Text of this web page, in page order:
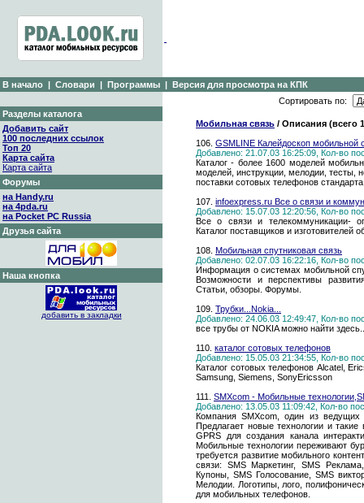
В начало | Словари | Программы | Версия для просмотра на КПК
Разделы каталога
Добавить сайт
100 последних ссылок
Топ 20
Карта сайта
Карта сайта
Форумы
на Handy.ru
на 4pda.ru
на Pocket PC Russia
Друзья сайта
Наша кнопка
добавить в закладки
Сортировать по:
Мобильная связь / Описания (всего
106. GSMLINE Калейдоскоп мобильной
Добавлено: 21.07.03 16:25:09, Кол-во
Каталог - более 1600 моделей
моделей, инструкции, мелодии,
поставки сотовых телефонов
107. infoexpress.ru Все о связи и
Добавлено: 15.07.03 12:20:56, Кол-во
Все о связи и телекоммуникации-
Каталог поставщиков и изготовителей
108. Мобильная спутниковая связь
Добавлено: 02.07.03 16:22:16, Кол-во
Информация о системах мобильной
Возможности и перспективы
Статьи, обзоры. Форумы.
109. Трубки...Nokia...
Добавлено: 24.06.03 12:49:47, Кол-во
все трубы от NOKIA можно найти
110. каталог сотовых телефонов
Добавлено: 15.05.03 21:34:55, Кол-во
Каталог сотовых телефонов Alcatel,
Samsung, Siemens, SonyEricsson
111. SMXcom - Мобильные
Добавлено: 13.05.03 11:09:42, Кол-во
Компания SMXcom, один из
Предлагает новые технологии и
GPRS для создания канала
Мобильные технологии переживают
требуется развитие мобильного
связи: SMS Маркетинг, SMS
Купоны, SMS Голосование, SMS
Мелодии. Логотипы, лого,
для мобильных телефонов.